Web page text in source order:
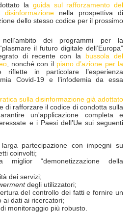
la guida sul rafforzamento del
nella prospettiva di
dello stesso codice per il prossimo
nell’ambito dei programmi per la
il futuro digitale dell’Europa”
di recente con la bussola del
, nonché con il piano d’azione per la
in particolare l’esperienza
Covid-19 e l’infodemia da essa
sulla disinformazione già adottato
di rafforzare il codice di condotta sulla
un'applicazione completa e
e i Paesi dell’Ue sui seguenti
partecipazione con impegni su
coinvolti;
miglior “demonetizzazione della
dei servizi;
degli utilizzatori;
del controllo dei fatti e fornire un
ai dati ai ricercatori;
monitoraggio più robusto.